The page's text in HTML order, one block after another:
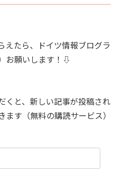
えたら、ドイツ情報ブログラ
お願いします！⇩
くと、新しい記事が投稿され
す（無料の購読サービス）